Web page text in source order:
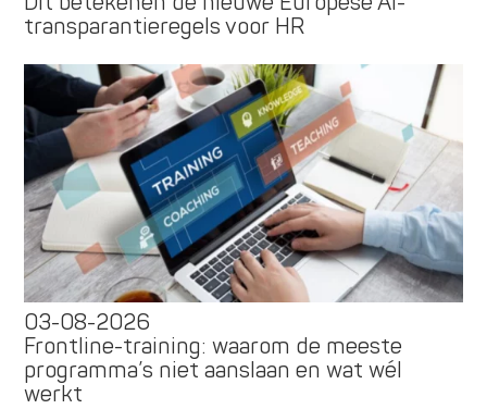
transparantieregels voor HR
03-08-2026
Frontline-training: waarom de meeste
programma’s niet aanslaan en wat wél
werkt